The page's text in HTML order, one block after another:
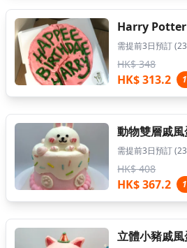
Harry
需提前3日預訂
HK$ 348
HK$ 313.2
動物雙層戚
需提前3日預訂
HK$ 408
HK$ 367.2
立體小豬戚